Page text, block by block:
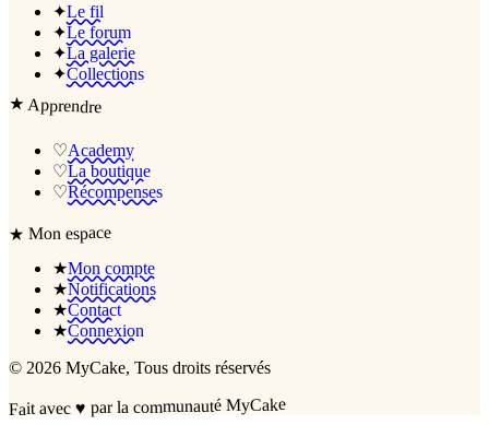
✦Le fil
✦Le forum
✦La galerie
✦Collections
★Apprendre
♡Academy
♡La boutique
♡Récompenses
★Mon espace
★Mon compte
★Notifications
★Contact
★Connexion
© 2026 MyCake, Tous droits réservés
Fait avec♥ par la communauté MyCake